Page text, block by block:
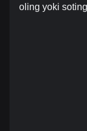
oling yoki